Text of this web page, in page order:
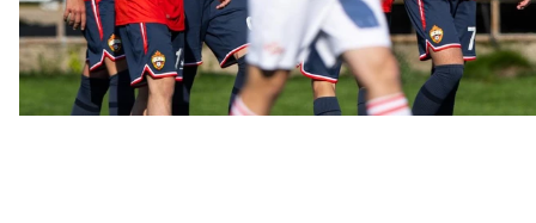
ЮФЛ: Московское дерби на «Октябре»
3 АВГУСТА 2026 14:15